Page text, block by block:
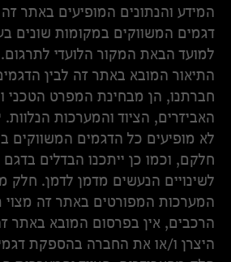
המידע והנתונים המופיעים באתר
דגמים המשווקים במקומות שונים
למועד הבאת המקור הלועדי לתרגום.
התיאור המובא באתר זה לבין
חברתנו, הן מבחינת המפרט הטכני
האביזרים, הציוד והמערכות
לא מופיעים כל הדגמים המשווקים
חלקם, וכמו כן ייתכנו הבדלים
לשינויים הנעשים מדמן לדמן. חלק
המערכות המפורטים באתר זה
הרכבים, אין בפרסום המובא באתר
היצרן ו/או את החברה בהספקת